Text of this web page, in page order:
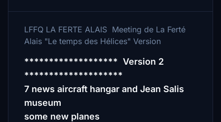
LFFQ LA FERTE ALAIS Meeting de La Ferté
Alais "Le temps des Hélices" Version
******************* Version 2
********************
7 news aircraft hangar and Jean Salis
museum
some new planes